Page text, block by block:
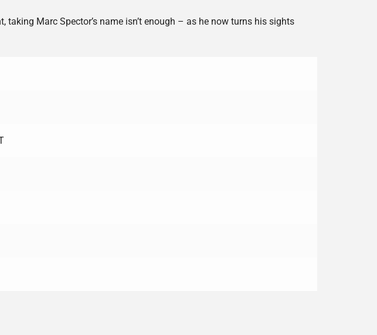
taking Marc Spector’s name isn’t enough – as he now turns his sights